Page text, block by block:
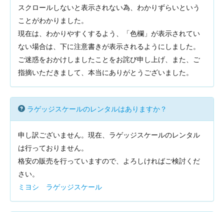
スクロールしないと表示されない為、わかりずらいという
ことがわかりました。
現在は、わかりやすくするよう、「色欄」が表示されてい
ない場合は、下に注意書きが表示されるようにしました。
ご迷惑をおかけしましたことをお詫び申し上げ、また、ご
指摘いただきまして、本当にありがとうございました。
ラゲッジスケールのレンタルはありますか？
申し訳ございません。現在、ラゲッジスケールのレンタル
は行っておりません。
格安の販売を行っていますので、よろしければご検討くだ
さい。
ミヨシ ラゲッジスケール